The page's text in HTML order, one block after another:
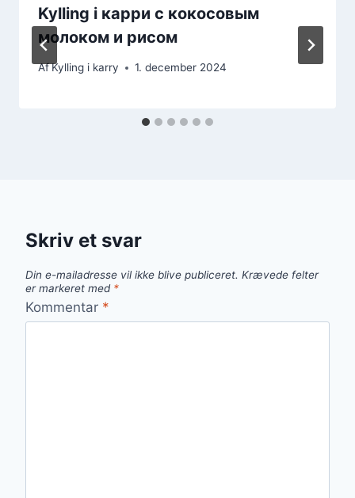
Kylling i карри с кокосовым
молоком и рисом
AfKylling i karry 1. december 2024
Skriv et svar
Din e-mailadresse vil ikke blive publiceret. Krævede felter
er markeret med *
Kommentar *